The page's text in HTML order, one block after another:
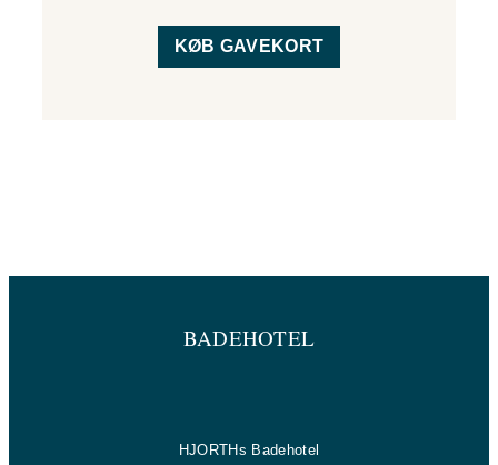
KØB GAVEKORT
BADEHOTEL
HJORTHs Badehotel